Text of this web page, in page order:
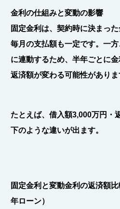
金利の仕組みと変動の影響
固定金利は、契約時に決まっ
毎月の支払額も一定です。一
に連動するため、半年ごとに
返済額が変わる可能性がありま
たとえば、借入額3,000万円・
下のような違いが出ます。
固定金利と変動金利の返済額
年ローン）